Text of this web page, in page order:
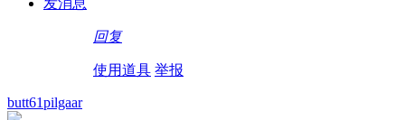
发消息
回复
使用道具 举报
butt61pilgaar